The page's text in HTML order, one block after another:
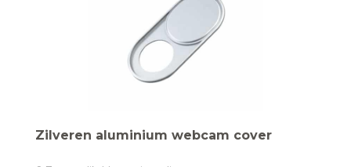
Zilveren aluminium webcam cover